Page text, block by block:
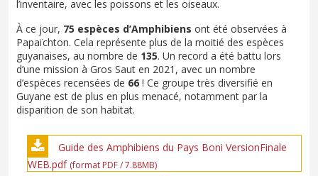
l’inventaire, avec les poissons et les oiseaux.
À ce jour, 75 espèces d’Amphibiensont été observées à
Papaïchton. Cela représente plus de la moitié des espèces
guyanaises, au nombre de 135. Un record a été battu lors
d’une mission à Gros Saut en 2021, avec un nombre
d’espèces recensées de 66 ! Ce groupe très diversifié en
Guyane est de plus en plus menacé, notamment par la
disparition de son habitat.
Guide des Amphibiens du Pays Boni VersionFinale
WEB.pdf (format PDF / 7.88MB)